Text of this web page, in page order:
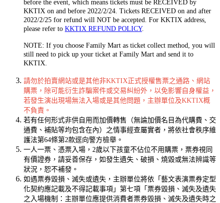
before the event, which means tickets must be RECEIVED by
KKTIX on and before 2022/2/24. Tickets RECEIVED on and after
2022/2/25 for refund will NOT be accepted. For KKTIX address,
please refer to KKTIX REFUND POLICY.
NOTE: If you choose Family Mart as ticket collect method, you will
still need to pick up your ticket at Family Mart and send it to
KKTIX.
請勿於拍賣網站或是其他非KKTIX正式授權售票之通路、網站
購票，除可能衍生詐騙案件或交易糾紛外，以免影響自身權益，
若發生演出現場無法入場或是其他問題，主辦單位及KKTIX概
不負責。
若有任何形式非供自用而加價轉售（無論加價名目為代購費、交
通費、補貼等均包含在內）之情事經查屬實者，將依社會秩序維
護法第64條第2款逕向警方檢舉。
一人一票、憑票入場，2歲以下孩童不佔位不用購票，票券視同
有價證券，請妥善保存，如發生遺失、破損、燒毀或無法辨識等
狀況，恕不補發。
如遇票券毀損、滅失或遺失，主辦單位將依「藝文表演票券定型
化契約應記載及不得記載事項」第七項「票券毀損、滅失及遺失
之入場機制：主辦單位應提供消費者票券毀損、滅失及遺失時之